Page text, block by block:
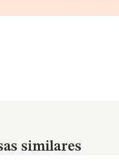
similares